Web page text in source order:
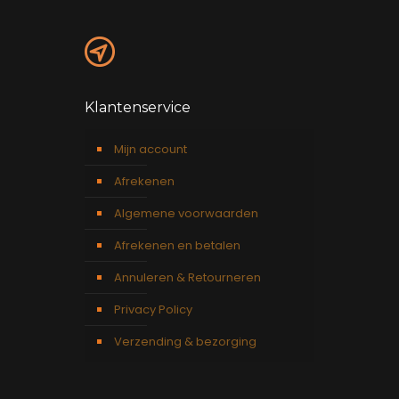
Klantenservice
Mijn account
Afrekenen
Algemene voorwaarden
Afrekenen en betalen
Annuleren & Retourneren
Privacy Policy
Verzending & bezorging